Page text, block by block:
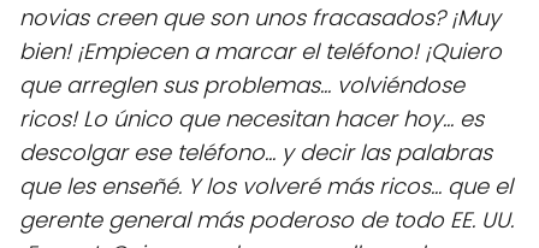
novias creen que son unos fracasados? ¡Muy
bien! ¡Empiecen a marcar el teléfono! ¡Quiero
que arreglen sus problemas... volviéndose
ricos! Lo único que necesitan hacer hoy... es
descolgar ese teléfono... y decir las palabras
que les enseñé. Y los volveré más ricos... que el
gerente general más poderoso de todo EE. UU.